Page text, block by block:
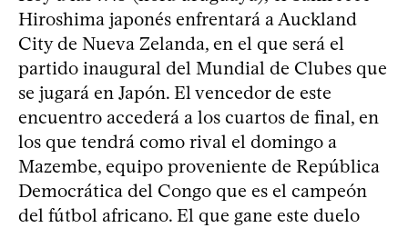
Hiroshima japonés enfrentará a Auckland
City de Nueva Zelanda, en el que será el
partido inaugural del Mundial de Clubes que
se jugará en Japón. El vencedor de este
encuentro accederá a los cuartos de final, en
los que tendrá como rival el domingo a
Mazembe, equipo proveniente de República
Democrática del Congo que es el campeón
del fútbol africano. El que gane este duelo